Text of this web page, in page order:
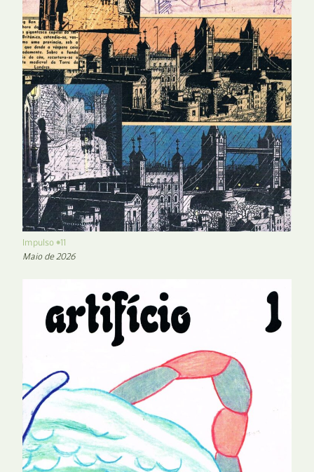
Impulso #11
Maio de 2026